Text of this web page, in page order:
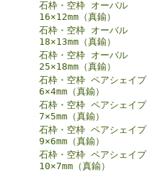
石枠・空枠 オーバル
16×12mm（真鍮）
石枠・空枠 オーバル
18×13mm（真鍮）
石枠・空枠 オーバル
25×18mm（真鍮）
石枠・空枠 ペアシェイプ
6×4mm（真鍮）
石枠・空枠 ペアシェイプ
7×5mm（真鍮）
石枠・空枠 ペアシェイプ
9×6mm（真鍮）
石枠・空枠 ペアシェイプ
10×7mm（真鍮）